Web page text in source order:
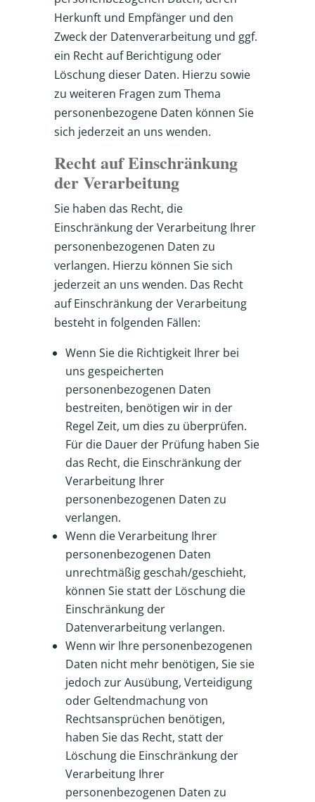
Herkunft und Empfänger und den
Zweck der Datenverarbeitung und ggf.
ein Recht auf Berichtigung oder
Löschung dieser Daten. Hierzu sowie
zu weiteren Fragen zum Thema
personenbezogene Daten können Sie
sich jederzeit an uns wenden.
Recht auf Einschränkung
der Verarbeitung
Sie haben das Recht, die
Einschränkung der Verarbeitung Ihrer
personenbezogenen Daten zu
verlangen. Hierzu können Sie sich
jederzeit an uns wenden. Das Recht
auf Einschränkung der Verarbeitung
besteht in folgenden Fällen:
Wenn Sie die Richtigkeit Ihrer bei
uns gespeicherten
personenbezogenen Daten
bestreiten, benötigen wir in der
Regel Zeit, um dies zu überprüfen.
Für die Dauer der Prüfung haben Sie
das Recht, die Einschränkung der
Verarbeitung Ihrer
personenbezogenen Daten zu
verlangen.
Wenn die Verarbeitung Ihrer
personenbezogenen Daten
unrechtmäßig geschah/geschieht,
können Sie statt der Löschung die
Einschränkung der
Datenverarbeitung verlangen.
Wenn wir Ihre personenbezogenen
Daten nicht mehr benötigen, Sie sie
jedoch zur Ausübung, Verteidigung
oder Geltendmachung von
Rechtsansprüchen benötigen,
haben Sie das Recht, statt der
Löschung die Einschränkung der
Verarbeitung Ihrer
personenbezogenen Daten zu